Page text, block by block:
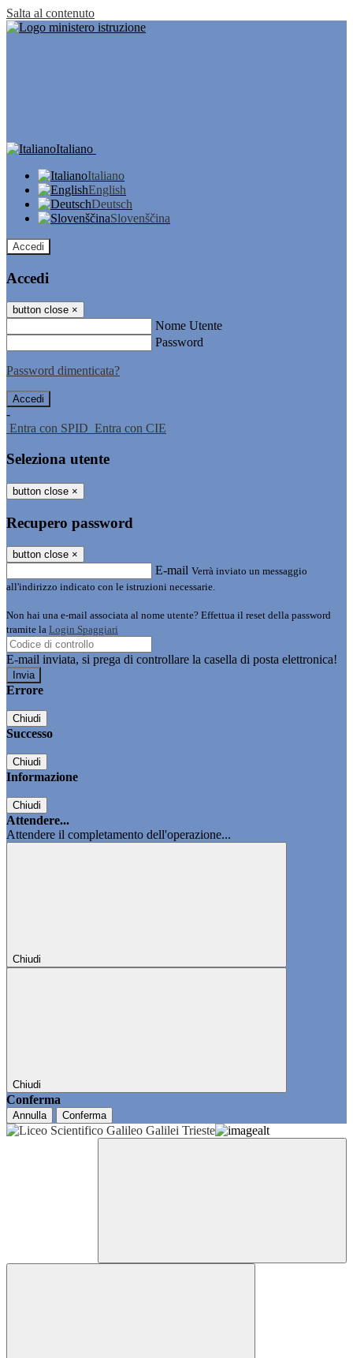
Salta al contenuto
Italiano
Italiano
English
Deutsch
Slovenščina
Accedi
Accedi
button close ×
Nome Utente
Password
Password dimenticata?
-
Entra con SPID Entra con CIE
Seleziona utente
button close ×
Recupero password
button close ×
E-mail Verrà inviato un messaggio
all'indirizzo indicato con le istruzioni necessarie.
Non hai una e-mail associata al nome utente? Effettua il reset della password
tramite la Login Spaggiari
E-mail inviata, si prega di controllare la casella di posta elettronica!
Errore
Chiudi
Successo
Chiudi
Informazione
Chiudi
Attendere...
Attendere il completamento dell'operazione...
Chiudi
Chiudi
Conferma
Annulla Conferma